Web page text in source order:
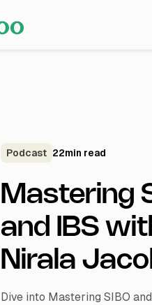
Podcast 22min read
Mastering
and IBS
Nirala
Dive into Mastering SIBO